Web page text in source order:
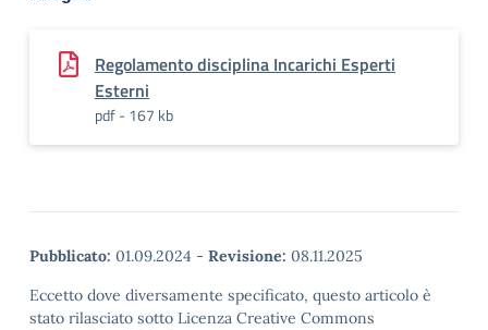
Regolamento disciplina Incarichi Esperti
Esterni
pdf - 167 kb
Pubblicato: 01.09.2024 - Revisione: 08.11.2025
Eccetto dove diversamente specificato, questo articolo è
stato rilasciato sotto Licenza Creative Commons